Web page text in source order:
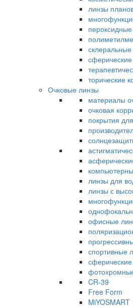
линзы
торические
Очковые линзы
материалы
очковая
покрытия
линзы для
линзы с
офисные
спортивные
CR-39
Free Form
MiYOSMART